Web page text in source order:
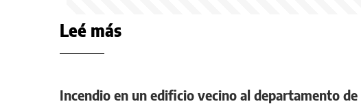
Leé más
Incendio en un edificio vecino al departamento